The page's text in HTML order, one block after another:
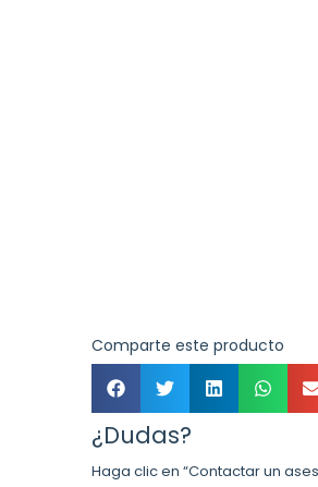
Comparte este producto
¿Dudas?
Haga clic en “Contactar un